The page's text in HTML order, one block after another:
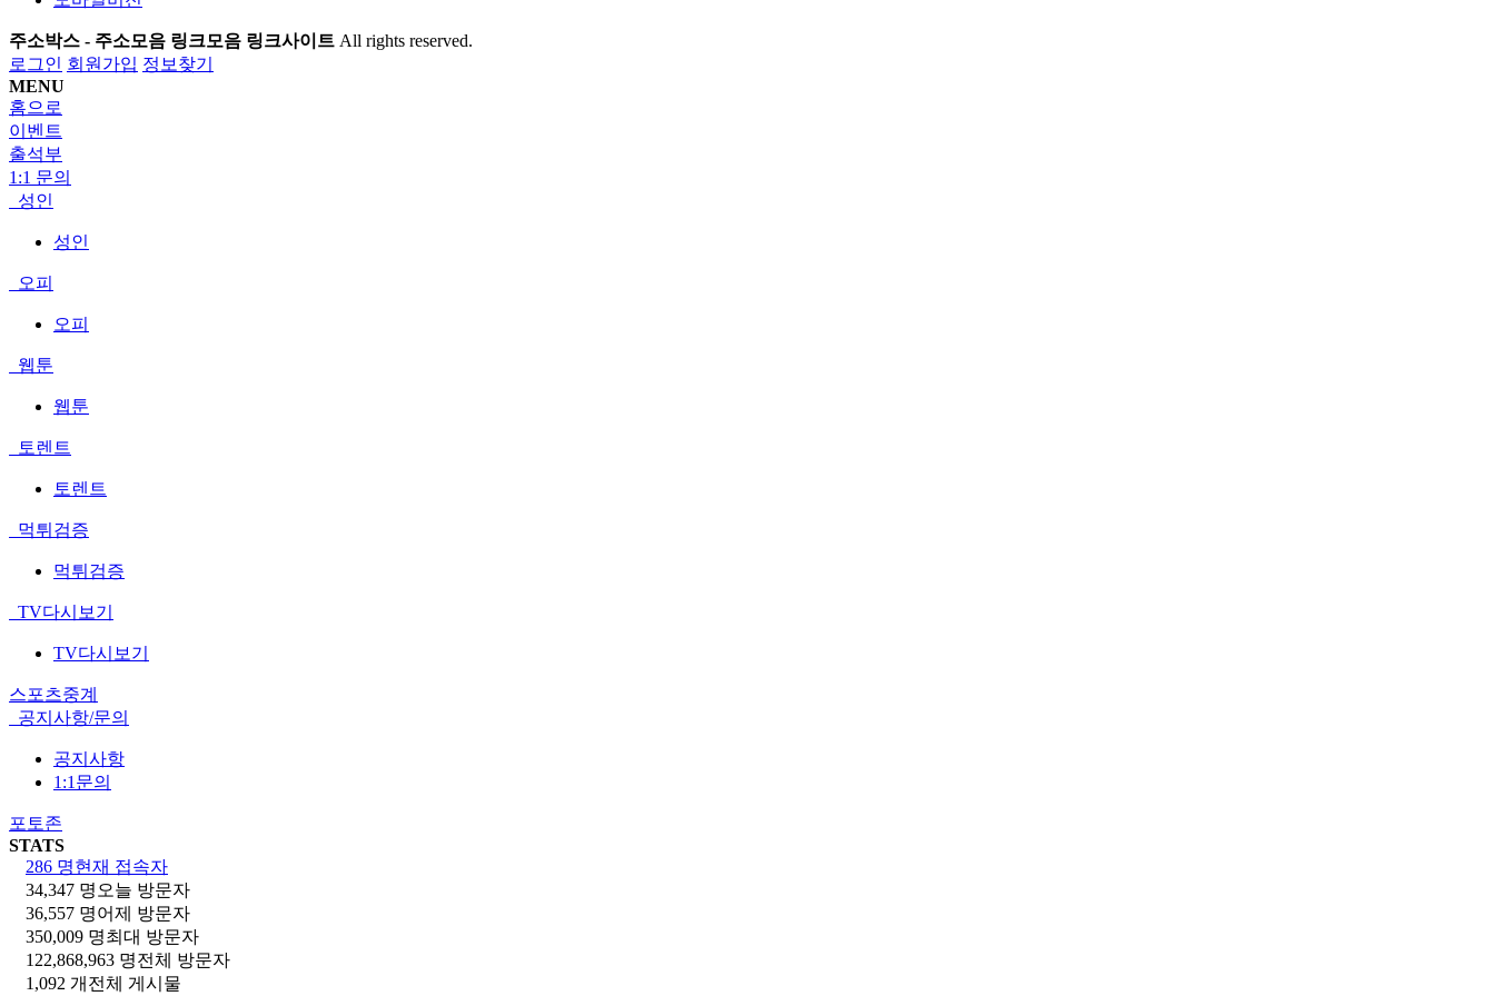
주소박스 - 주소모음 링크모음 링크사이트 All rights reserved.
로그인 회원가입 정보찾기
MENU
홈으로
이벤트
출석부
1:1 문의
성인
성인
오피
오피
웹툰
웹툰
토렌트
토렌트
먹튀검증
먹튀검증
TV다시보기
TV다시보기
스포츠중계
공지사항/문의
공지사항
1:1문의
포토존
STATS
286 명현재 접속자
34,347 명 오늘 방문자
36,557 명어제 방문자
350,009 명최대 방문자
122,868,963 명전체 방문자
1,092 개 전체 게시물